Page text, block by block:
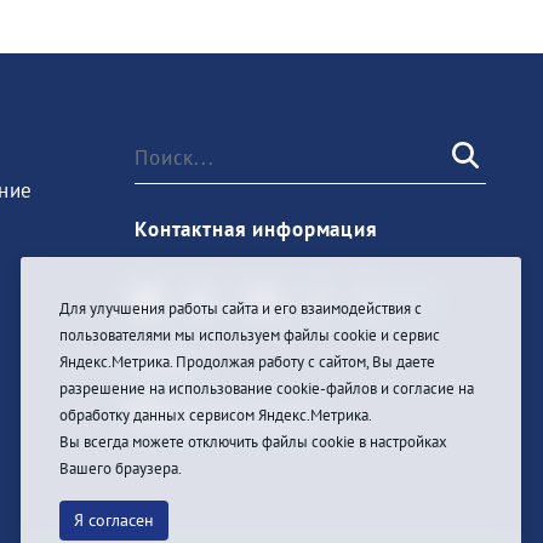
Контактная информация
Войти
Для улучшения работы сайта и его взаимодействия с
пользователями мы используем файлы cookie и сервис
Яндекс.Метрика. Продолжая работу с сайтом, Вы даете
разрешение на использование cookie-файлов и согласие на
обработку данных сервисом Яндекс.Метрика.
Вы всегда можете отключить файлы cookie в настройках
Вашего браузера.
Я согласен